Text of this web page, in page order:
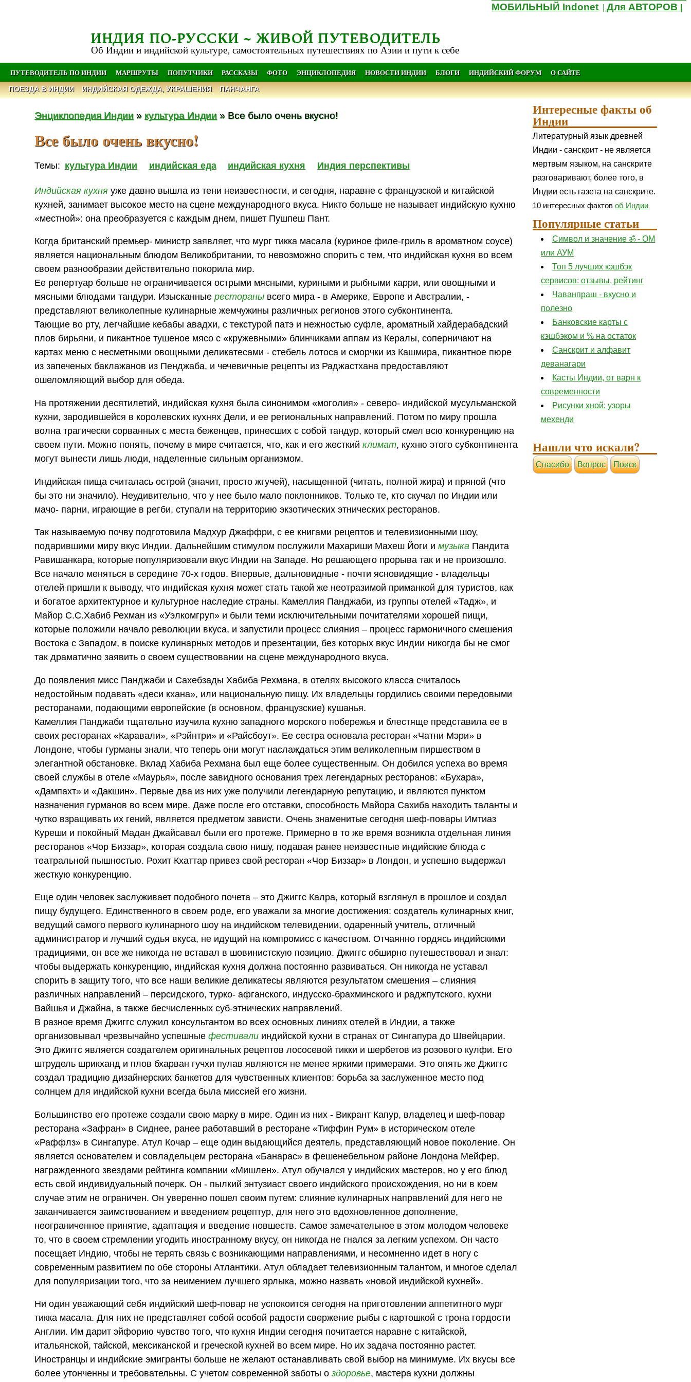
МОБИЛЬНЫЙ Indonet |Для АВТОРОВ
ИНДИЯ ПО-РУССКИ ~ ЖИВОЙ ПУТЕВОДИТЕЛЬ
Об Индии и индийской культуре, самостоятельных путешествиях по Азии и пути к себе
ПУТЕВОДИТЕЛЬ ПО ИНДИИ МАРШРУТЫ ПОПУТЧИКИ РАССКАЗЫ ФОТО ЭНЦИКЛОПЕДИЯ НОВОСТИ ИНДИИ БЛОГИ ИНДИЙСКИЙ ФОРУМ О САЙТЕ
ПОЕЗДА В ИНДИИ ИНДИЙСКАЯ ОДЕЖДА, УКРАШЕНИЯ ПАНЧАНГА
Энциклопедия Индии » культура Индии » Все было очень вкусно!
Все было очень вкусно!
Темы: культура Индии индийская еда индийская кухня Индия перспективы
Индийская кухня уже давно вышла из тени неизвестности, и сегодня, наравне с французской и китайской
кухней, занимает высокое место на сцене международного вкуса. Никто больше не называет индийскую кухню
«местной»: она преобразуется с каждым днем, пишет Пушпеш Пант.
Когда британский премьер- министр заявляет, что мург тикка масала (куриное филе-гриль в ароматном соусе)
является национальным блюдом Великобритании, то невозможно спорить с тем, что индийская кухня во всем
своем разнообразии действительно покорила мир.
Ее репертуар больше не ограничивается острыми мясными, куриными и рыбными карри, или овощными и
мясными блюдами тандури. Изысканныерестораны всего мира - в Америке, Европе и Австралии, -
представляют великолепные кулинарные жемчужины различных регионов этого субконтинента.
Тающие во рту, легчайшие кебабы авадхи, с текстурой патэ и нежностью суфле, ароматный хайдерабадский
плов бирьяни, и пикантное тушеное мясо с «кружевными» блинчиками аппам из Кералы, соперничают на
картах меню с несметными овощными деликатесами - стебель лотоса и сморчки из Кашмира, пикантное пюре
из запеченых баклажанов из Пенджаба, и чечевичные рецепты из Раджастхана предоставляют
ошеломляющий выбор для обеда.
На протяжении десятилетий, индийская кухня была синонимом «моголия» - северо- индийской мусульманской
кухни, зародившейся в королевских кухнях Дели, и ее региональных направлений. Потом по миру прошла
волна трагически сорванных с места беженцев, принесших с собой тандур, который смел всю конкуренцию на
своем пути. Можно понять, почему в мире считается, что, как и его жесткийклимат, кухню этого субконтинента
могут вынести лишь люди, наделенные сильным организмом.
Индийская пища считалась острой (значит, просто жгучей), насыщенной (читать, полной жира) и пряной (что
бы это ни значило). Неудивительно, что у нее было мало поклонников. Только те, кто скучал по Индии или
мачо- парни, играющие в регби, ступали на территорию экзотических этнических ресторанов.
Так называемую почву подготовила Мадхур Джаффри, с ее книгами рецептов и телевизионными шоу,
подарившими миру вкус Индии. Дальнейшим стимулом послужили Махариши Махеш Йоги имузыка Пандита
Равишанкара, которые популяризовали вкус Индии на Западе. Но решающего прорыва так и не произошло.
Все начало меняться в середине 70-х годов. Впервые, дальновидные - почти ясновидящие - владельцы
отелей пришли к выводу, что индийская кухня может стать такой же неотразимой приманкой для туристов, как
и богатое архитектурное и культурное наследие страны. Камеллия Панджаби, из группы отелей «Тадж», и
Майор С.С.Хабиб Рехман из «Уэлкомгруп» и были теми исключительными почитателями хорошей пищи,
которые положили начало революции вкуса, и запустили процесс слияния – процесс гармоничного смешения
Востока с Западом, в поиске кулинарных методов и презентации, без которых вкус Индии никогда бы не смог
так драматично заявить о своем существовании на сцене международного вкуса.
До появления мисс Панджаби и Сахебзады Хабиба Рехмана, в отелях высокого класса считалось
недостойным подавать «деси кхана», или национальную пищу. Их владельцы гордились своими передовыми
ресторанами, подающими европейские (в основном, французские) кушанья.
Камеллия Панджаби тщательно изучила кухню западного морского побережья и блестяще представила ее в
своих ресторанах «Каравали», «Рэйнтри» и «Райсбоут». Ее сестра основала ресторан «Чатни Мэри» в
Лондоне, чтобы гурманы знали, что теперь они могут наслаждаться этим великолепным пиршеством в
элегантной обстановке. Вклад Хабиба Рехмана был еще более существенным. Он добился успеха во время
своей службы в отеле «Маурья», после завидного основания трех легендарных ресторанов: «Бухара»,
«Дампахт» и «Дакшин». Первые два из них уже получили легендарную репутацию, и являются пунктом
назначения гурманов во всем мире. Даже после его отставки, способность Майора Сахиба находить таланты и
чутко взращивать их гений, является предметом зависти. Очень знаменитые сегодня шеф-повары Имтиаз
Куреши и покойный Мадан Джайсавал были его протеже. Примерно в то же время возникла отдельная линия
ресторанов «Чор Биззар», которая создала свою нишу, подавая ранее неизвестные индийские блюда с
театральной пышностью. Рохит Кхаттар привез свой ресторан «Чор Биззар» в Лондон, и успешно выдержал
жесткую конкуренцию.
Еще один человек заслуживает подобного почета – это Джиггс Калра, который взглянул в прошлое и создал
пищу будущего. Единственного в своем роде, его уважали за многие достижения: создатель кулинарных книг,
ведущий самого первого кулинарного шоу на индийском телевидении, одаренный учитель, отличный
администратор и лучший судья вкуса, не идущий на компромисс с качеством. Отчаянно гордясь индийскими
традициями, он все же никогда не вставал в шовинистскую позицию. Джиггс обширно путешествовал и знал:
чтобы выдержать конкуренцию, индийская кухня должна постоянно развиваться. Он никогда не уставал
спорить в защиту того, что все наши великие деликатесы являются результатом смешения – слияния
различных направлений – персидского, турко- афганского, индусско-брахминского и раджпутского, кухни
Вайшья и Джайна, а также бесчисленных суб-этнических направлений.
В разное время Джиггс служил консультантом во всех основных линиях отелей в Индии, а также
организовывал чрезвычайно успешныефестивали индийской кухни в странах от Сингапура до Швейцарии.
Это Джиггс является создателем оригинальных рецептов лососевой тикки и шербетов из розового кулфи. Его
штрудель шрикханд и плов бхарван гучхи пулав являются не менее яркими примерами. Это опять же Джиггс
создал традицию дизайнерских банкетов для чувственных клиентов: борьба за заслуженное место под
солнцем для индийской кухни всегда была миссией его жизни.
Большинство его протеже создали свою марку в мире. Один из них - Викрант Капур, владелец и шеф-повар
ресторана «Зафран» в Сиднее, ранее работавший в ресторане «Тиффин Рум» в историческом отеле
«Раффлз» в Сингапуре. Атул Кочар – еще один выдающийся деятель, представляющий новое поколение. Он
является основателем и совладельцем ресторана «Банарас» в фешенебельном районе Лондона Мейфер,
награжденного звездами рейтинга компании «Мишлен». Атул обучался у индийских мастеров, но у его блюд
есть свой индивидуальный почерк. Он - пылкий энтузиаст своего индийского происхождения, но ни в коем
случае этим не ограничен. Он уверенно пошел своим путем: слияние кулинарных направлений для него не
заканчивается заимствованием и введением рецептур, для него это вдохновленное дополнение,
неограниченное принятие, адаптация и введение новшеств. Самое замечательное в этом молодом человеке
то, что в своем стремлении угодить иностранному вкусу, он никогда не гнался за легким успехом. Он часто
посещает Индию, чтобы не терять связь с возникающими направлениями, и несомненно идет в ногу с
современным развитием по обе стороны Атлантики. Атул обладает телевизионным талантом, и многое сделал
для популяризации того, что за неимением лучшего ярлыка, можно назвать «новой индийской кухней».
Ни один уважающий себя индийский шеф-повар не успокоится сегодня на приготовлении аппетитного мург
тикка масала. Для них не представляет собой особой радости свержение рыбы с картошкой с трона гордости
Англии. Им дарит эйфорию чувство того, что кухня Индии сегодня почитается наравне с китайской,
итальянской, тайской, мексиканской и греческой кухней во всем мире. Но их задача постоянно растет.
Иностранцы и индийские эмигранты больше не желают останавливать свой выбор на минимуме. Их вкусы все
более утонченны и требовательны. С учетом современной заботы оздоровье, мастера кухни должны
Интересные факты об
Индии
Литературный язык древней
Индии - санскрит - не является
мертвым языком, на санскрите
разговаривают, более того, в
Индии есть газета на санскрите.
10 интересных фактовоб Индии
Популярные статьи
Символ и значение ॐ - ОМ
или АУМ
Топ 5 лучших кэшбэк
сервисов: отзывы, рейтинг
Чаванпраш - вкусно и
полезно
Банковские карты с
кэшбэком и % на остаток
Санскрит и алфавит
деванагари
Касты Индии, от варн к
современности
Рисунки хной: узоры
мехенди
Нашли что искали?
Cпасибо Вопрос Поиск